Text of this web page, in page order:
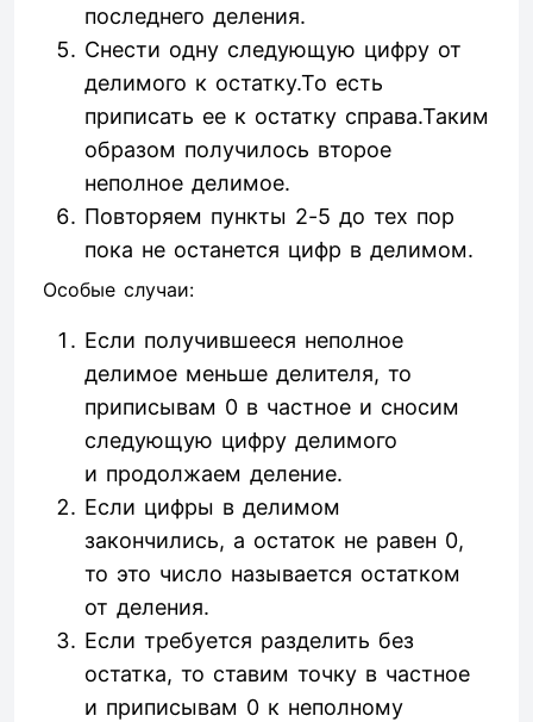
последнего деления.
Снести одну следующую цифру от
делимого к остатку.То есть
приписать ее к остатку справа.Таким
образом получилось второе
неполное делимое.
Повторяем пункты 2-5 до тех пор
пока не останется цифр в делимом.
Особые случаи:
Если получившееся неполное
делимое меньше делителя, то
приписывам 0 в частное и сносим
следующую цифру делимого
и продолжаем деление.
Если цифры в делимом
закончились, а остаток не равен 0,
то это число называется остатком
от деления.
Если требуется разделить без
остатка, то ставим точку в частное
и приписывам 0 к неполному